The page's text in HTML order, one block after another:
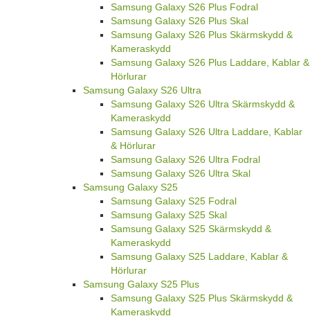
Samsung Galaxy S26 Plus Fodral
Samsung Galaxy S26 Plus Skal
Samsung Galaxy S26 Plus Skärmskydd &
Kameraskydd
Samsung Galaxy S26 Plus Laddare, Kablar &
Hörlurar
Samsung Galaxy S26 Ultra
Samsung Galaxy S26 Ultra Skärmskydd &
Kameraskydd
Samsung Galaxy S26 Ultra Laddare, Kablar
& Hörlurar
Samsung Galaxy S26 Ultra Fodral
Samsung Galaxy S26 Ultra Skal
Samsung Galaxy S25
Samsung Galaxy S25 Fodral
Samsung Galaxy S25 Skal
Samsung Galaxy S25 Skärmskydd &
Kameraskydd
Samsung Galaxy S25 Laddare, Kablar &
Hörlurar
Samsung Galaxy S25 Plus
Samsung Galaxy S25 Plus Skärmskydd &
Kameraskydd